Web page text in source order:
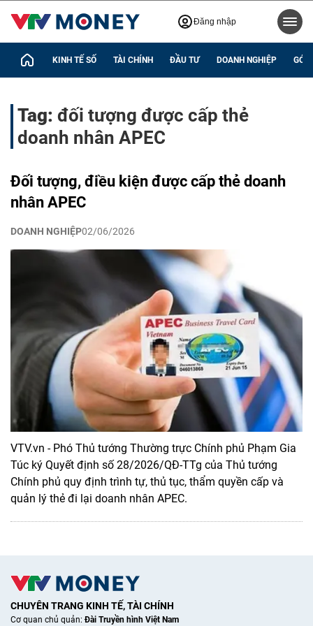
Đăng nhập
KINH TẾ SỐ TÀI CHÍNH ĐẦU TƯ DOANH NGHIỆP GÓC
Tag: đối tượng được cấp thẻ
doanh nhân APEC
Đối tượng, điều kiện được cấp thẻ doanh
nhân APEC
DOANH NGHIỆP02/06/2026
VTV.vn - Phó Thủ tướng Thường trực Chính phủ Phạm Gia
Túc ký Quyết định số 28/2026/QĐ-TTg của Thủ tướng
Chính phủ quy định trình tự, thủ tục, thẩm quyền cấp và
quản lý thẻ đi lại doanh nhân APEC.
CHUYÊN TRANG KINH TẾ, TÀI CHÍNH
Cơ quan chủ quản:Đài Truyền hình Việt Nam